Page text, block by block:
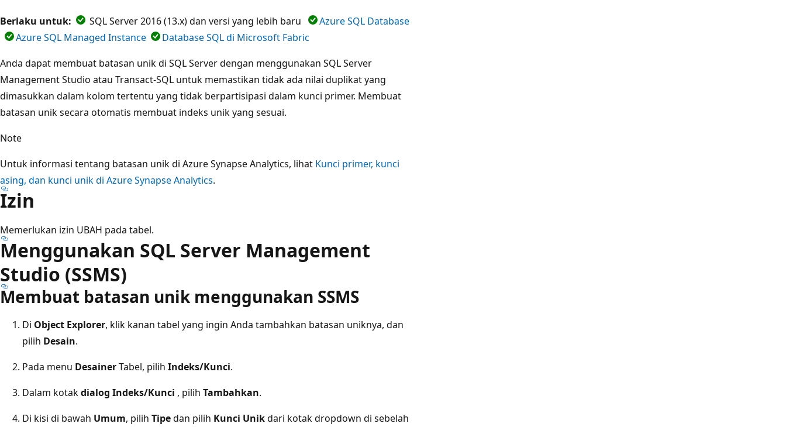
Berlaku untuk: SQL Server 2016 (13.x) dan versi yang lebih baru
Azure SQL Database
Azure SQL Managed Instance
Database SQL di Microsoft Fabric
Anda dapat membuat batasan unik di SQL Server dengan menggunakan SQL Server
Management Studio atau Transact-SQL untuk memastikan tidak ada nilai duplikat yang
dimasukkan dalam kolom tertentu yang tidak berpartisipasi dalam kunci primer. Membuat
batasan unik secara otomatis membuat indeks unik yang sesuai.
Note
Untuk informasi tentang batasan unik di Azure Synapse Analytics, lihat Kunci primer, kunci
asing, dan kunci unik di Azure Synapse Analytics.
Izin
Memerlukan izin UBAH pada tabel.
Menggunakan SQL Server Management
Studio (SSMS)
Membuat batasan unik menggunakan SSMS
Di Object Explorer, klik kanan tabel yang ingin Anda tambahkan batasan uniknya, dan
pilih Desain.
Pada menu DesainerTabel, pilih Indeks/Kunci.
Dalam kotakdialog Indeks/Kunci , pilih Tambahkan.
Di kisi di bawah Umum, pilih Tipedan pilih Kunci Unikdari kotak dropdown di sebelah